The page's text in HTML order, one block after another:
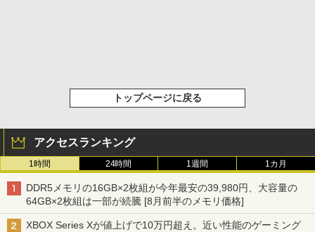
トップページに戻る
アクセスランキング
1時間 24時間 1週間 1カ月
DDR5メモリの16GB×2枚組が今年最安の39,980円、大容量の
64GB×2枚組は一部が続騰 [8月前半のメモリ価格]
XBOX Series Xが値上げで10万円超え。近い性能のゲーミング